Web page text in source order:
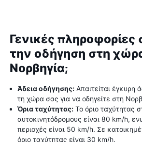
Γενικές πληροφορίες
την οδήγηση στη
Νορβηγία;
Άδεια οδήγησης: Απαιτείται έγκυρη
τη χώρα σας για να οδηγείτε στη
Όρια ταχύτητας: Το όριο ταχύτητας
αυτοκινητόδρομους είναι 80 km/h,
περιοχές είναι 50 km/h. Σε
όριο ταχύτητας είναι 30 km/h.